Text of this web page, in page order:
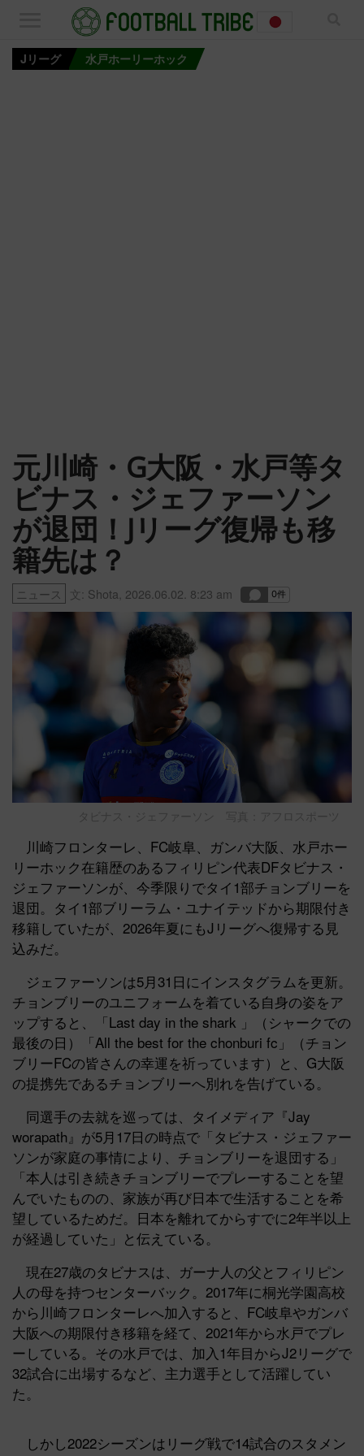
Jリーグ 水戸ホーリーホック
元川崎・G大阪・水戸等タ
ビナス・ジェファーソン
が退団！Jリーグ復帰も移
籍先は？
ニュース 文: Shota 2026.06.02. 8:23 am
タビナス・ジェファーソン 写真：アフロスポーツ
川崎フロンターレ、FC岐阜、ガンバ大阪、水戸ホー
リーホック在籍歴のあるフィリピン代表DFタビナス・
ジェファーソンが、今季限りでタイ1部チョンブリーを
退団。タイ1部ブリーラム・ユナイテッドから期限付き
移籍していたが、2026年夏にもJリーグへ復帰する見
込みだ。
ジェファーソンは5月31日にインスタグラムを更新。
チョンブリーのユニフォームを着ている自身の姿をア
ップすると、「Last day in the shark 」（シャークでの
最後の日）「All the best for the chonburi fc」（チョン
ブリーFCの皆さんの幸運を祈っています）と、G大阪
の提携先であるチョンブリーへ別れを告げている。
同選手の去就を巡っては、タイメディア『Jay
worapath』が5月17日の時点で「タビナス・ジェファー
ソンが家庭の事情により、チョンブリーを退団する」
「本人は引き続きチョンブリーでプレーすることを望
んでいたものの、家族が再び日本で生活することを希
望しているためだ。日本を離れてからすでに2年半以上
が経過していた」と伝えている。
現在27歳のタビナスは、ガーナ人の父とフィリピン
人の母を持つセンターバック。2017年に桐光学園高校
から川崎フロンターレへ加入すると、FC岐阜やガンバ
大阪への期限付き移籍を経て、2021年から水戸でプレ
ーしている。その水戸では、加入1年目からJ2リーグで
32試合に出場するなど、主力選手として活躍してい
た。
しかし2022シーズンはリーグ戦で14試合のスタメン